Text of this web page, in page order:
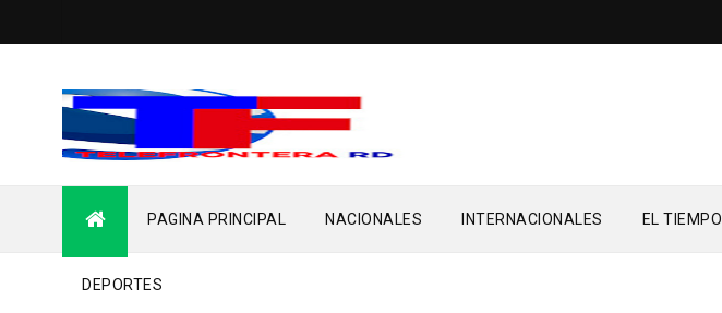
PAGINA PRINCIPAL NACIONALES INTERNACIONALES EL TIEMPO
DEPORTES